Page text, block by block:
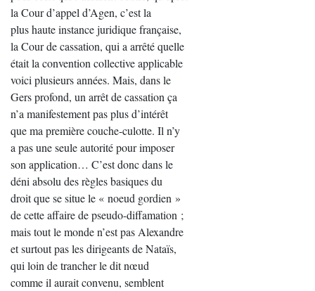
la Cour d’appel d’Agen, c’est la
plus haute instance juridique française,
la Cour de cassation, qui a arrêté quelle
était la convention collective applicable
voici plusieurs années. Mais, dans le
Gers profond, un arrêt de cassation ça
n’a manifestement pas plus d’intérêt
que ma première couche-culotte. Il n’y
a pas une seule autorité pour imposer
son application… C’est donc dans le
déni absolu des règles basiques du
droit que se situe le « noeud gordien »
de cette affaire de pseudo-diffamation ;
mais tout le monde n’est pas Alexandre
et surtout pas les dirigeants de Nataïs,
qui loin de trancher le dit nœud
comme il aurait convenu, semblent